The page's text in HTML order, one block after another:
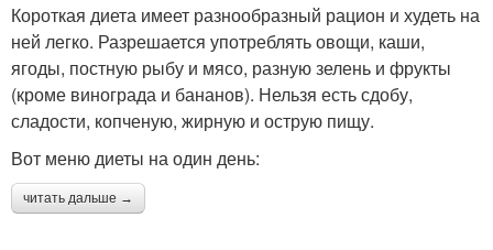
Короткая диета имеет разнообразный рацион и худеть на
ней легко. Разрешается употреблять овощи, каши,
ягоды, постную рыбу и мясо, разную зелень и фрукты
(кроме винограда и бананов). Нельзя есть сдобу,
сладости, копченую, жирную и острую пищу.
Вот меню диеты на один день:
читать дальше →